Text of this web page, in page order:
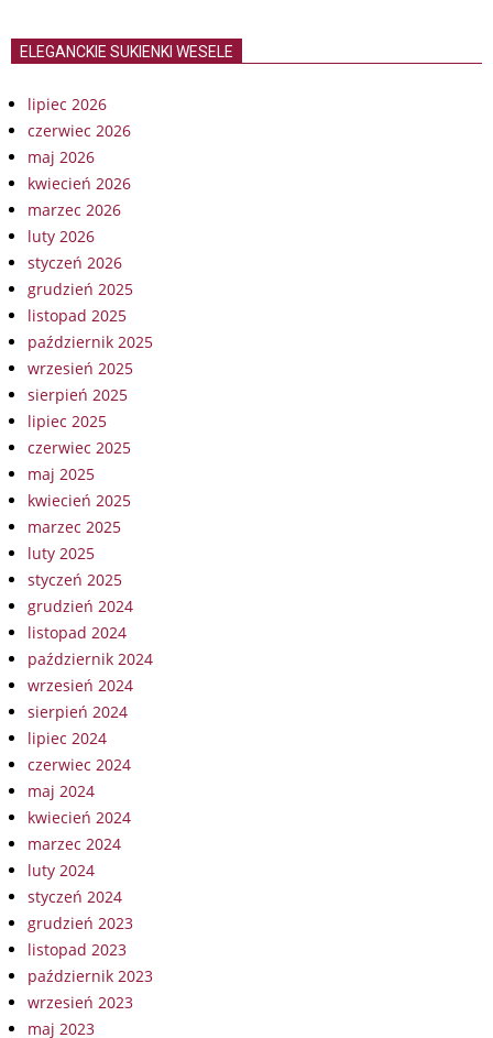
ELEGANCKIE SUKIENKI WESELE
lipiec 2026
czerwiec 2026
maj 2026
kwiecień 2026
marzec 2026
luty 2026
styczeń 2026
grudzień 2025
listopad 2025
październik 2025
wrzesień 2025
sierpień 2025
lipiec 2025
czerwiec 2025
maj 2025
kwiecień 2025
marzec 2025
luty 2025
styczeń 2025
grudzień 2024
listopad 2024
październik 2024
wrzesień 2024
sierpień 2024
lipiec 2024
czerwiec 2024
maj 2024
kwiecień 2024
marzec 2024
luty 2024
styczeń 2024
grudzień 2023
listopad 2023
październik 2023
wrzesień 2023
maj 2023